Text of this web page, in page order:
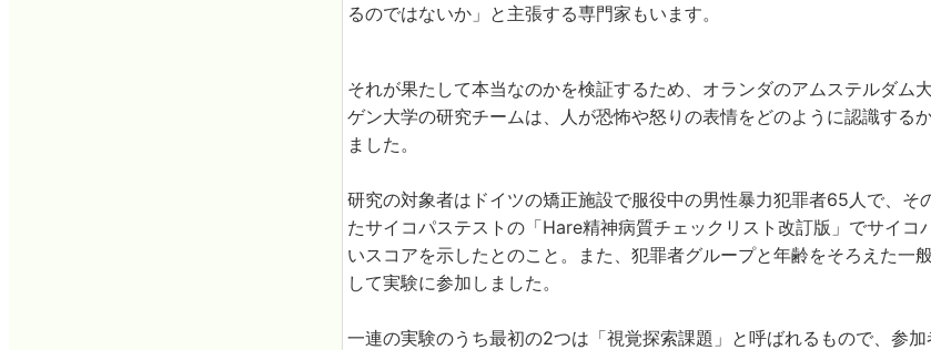
るのではないか」と主張する専門家もいます。
それが果たして本当なのかを検証するため、オランダのアムステルダム
ゲン大学の研究チームは、人が恐怖や怒りの表情をどのように認識する
ました。
研究の対象者はドイツの矯正施設で服役中の男性暴力犯罪者65人で、そ
たサイコパステストの「Hare精神病質チェックリスト改訂版」でサイコ
いスコアを示したとのこと。また、犯罪者グループと年齢をそろえた一
して実験に参加しました。
一連の実験のうち最初の2つは「視覚探索課題」と呼ばれるもので、参